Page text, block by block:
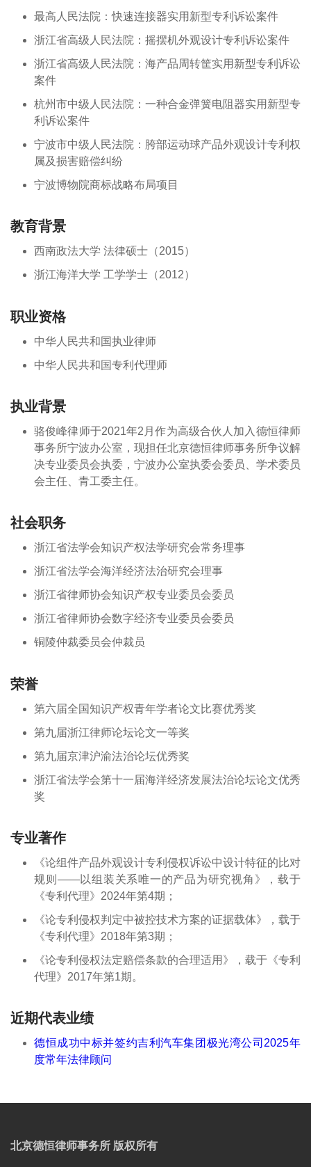
最高人民法院：快速连接器实用新型专利诉讼案件
浙江省高级人民法院：摇摆机外观设计专利诉讼案件
浙江省高级人民法院：海产品周转筐实用新型专利诉讼
案件
杭州市中级人民法院：一种合金弹簧电阻器实用新型专
利诉讼案件
宁波市中级人民法院：胯部运动球产品外观设计专利权
属及损害赔偿纠纷
宁波博物院商标战略布局项目
教育背景
西南政法大学 法律硕士（2015）
浙江海洋大学 工学学士（2012）
职业资格
中华人民共和国执业律师
中华人民共和国专利代理师
执业背景
骆俊峰律师于2021年2月作为高级合伙人加入德恒律师
事务所宁波办公室，现担任北京德恒律师事务所争议解
决专业委员会执委，宁波办公室执委会委员、学术委员
会主任、青工委主任。
社会职务
浙江省法学会知识产权法学研究会常务理事
浙江省法学会海洋经济法治研究会理事
浙江省律师协会知识产权专业委员会委员
浙江省律师协会数字经济专业委员会委员
铜陵仲裁委员会仲裁员
荣誉
第六届全国知识产权青年学者论文比赛优秀奖
第九届浙江律师论坛论文一等奖
第九届京津沪渝法治论坛优秀奖
浙江省法学会第十一届海洋经济发展法治论坛论文优秀
奖
专业著作
《论组件产品外观设计专利侵权诉讼中设计特征的比对
规则——以组装关系唯一的产品为研究视角》，载于
《专利代理》2024年第4期；
《论专利侵权判定中被控技术方案的证据载体》，载于
《专利代理》2018年第3期；
《论专利侵权法定赔偿条款的合理适用》，载于《专利
代理》2017年第1期。
近期代表业绩
德恒成功中标并签约吉利汽车集团极光湾公司2025年
度常年法律顾问
北京德恒律师事务所 版权所有